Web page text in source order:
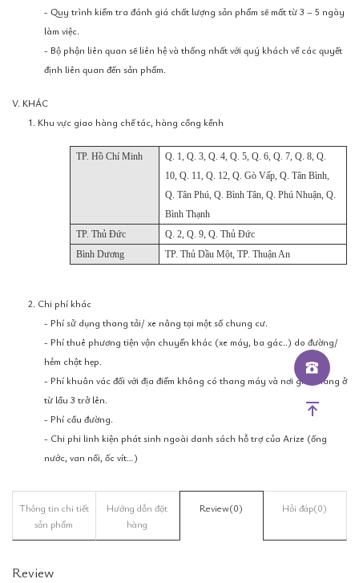
- Quy trình kiểm tra đánh giá chất lượng sản phẩm sẽ mất từ 3 – 5 ngày
làm việc.
- Bộ phận liên quan sẽ liên hệ và thống nhất với quý khách về các quyết
định liên quan đến sản phẩm.
V. KHÁC
1. Khu vực giao hàng chế tác, hàng cồng kềnh
TP. Hồ Chí Minh
Q. 1, Q. 3, Q. 4, Q. 5, Q. 6, Q. 7, Q. 8, Q.
10, Q. 11, Q. 12, Q. Gò Vấp, Q. Tân Bình,
Q. Tân Phú, Q. Bình Tân, Q. Phú Nhuận, Q.
Bình Thạnh
TP. Thủ Đức
Q. 2, Q. 9, Q. Thủ Đức
Bình Dương
TP. Thủ Dầu Một, TP. Thuận An
2. Chi phí khác
- Phí sử dụng thang tải/ xe nâng tại một số chung cư.
- Phí thuê phương tiện vận chuyển khác (xe máy, ba gác..) do đường/
hẻm chật hẹp.
- Phí khuân vác đối với địa điểm không có thang máy và nơi giao hàng ở
từ lầu 3 trở lên.
- Phí cầu đường.
- Chi phi linh kiện phát sinh ngoài danh sách hỗ trợ của Arize (ống
nước, van nối, ốc vít…)
Thông tin chi tiết
sản phẩm
Hướng dẫn đặt
hàng
Review(0) Hỏi đáp(0)
Review